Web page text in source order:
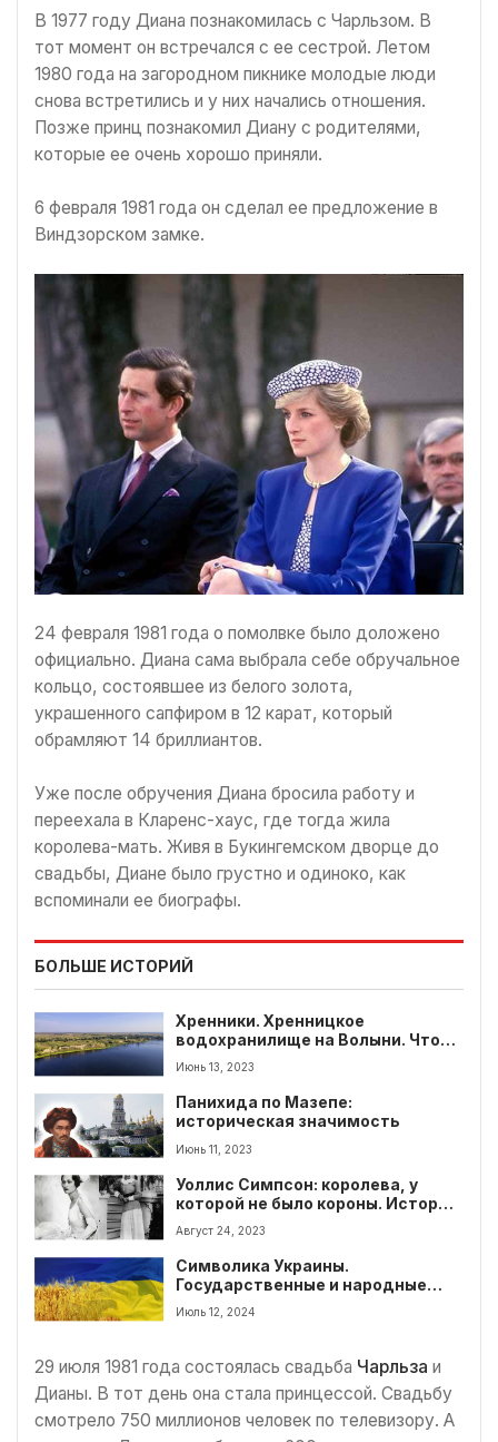
В 1977 году Диана познакомилась с Чарльзом. В
тот момент он встречался с ее сестрой. Летом
1980 года на загородном пикнике молодые люди
снова встретились и у них начались отношения.
Позже принц познакомил Диану с родителями,
которые ее очень хорошо приняли.
6 февраля 1981 года он сделал ее предложение в
Виндзорском замке.
24 февраля 1981 года о помолвке было доложено
официально. Диана сама выбрала себе обручальное
кольцо, состоявшее из белого золота,
украшенного сапфиром в 12 карат, который
обрамляют 14 бриллиантов.
Уже после обручения Диана бросила работу и
переехала в Кларенс-хаус, где тогда жила
королева-мать. Живя в Букингемском дворце до
свадьбы, Диане было грустно и одиноко, как
вспоминали ее биографы.
БОЛЬШЕ ИСТОРИЙ
Хренники. Хренницкое
водохранилище на Волыни. Что
интересно для туриста?
Июнь 13, 2023
Панихида по Мазепе:
историческая значимость
Июнь 11, 2023
Уоллис Симпсон: королева, у
которой не было короны. История
супруги Эдуарда VIII
Август 24, 2023
Символика Украины.
Государственные и народные
символы государства
Июль 12, 2024
29 июля 1981 года состоялась свадьба Чарльза и
Дианы. В тот день она стала принцессой. Свадьбу
смотрело 750 миллионов человек по телевизору. А